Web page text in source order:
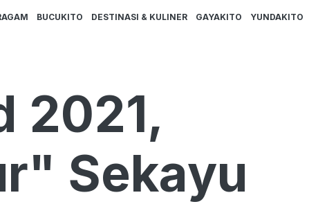
BUCUKITO DESTINASI & KULINER GAYAKITO YUNDAKITO
2021,
Sekayu